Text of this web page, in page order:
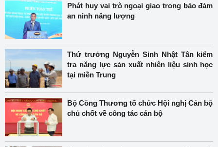
Phát huy vai trò ngoại giao trong bảo đảm
an ninh năng lượng
Thứ trưởng Nguyễn Sinh Nhật Tân kiểm
tra năng lực sản xuất nhiên liệu sinh học
tại miền Trung
Bộ Công Thương tổ chức Hội nghị Cán bộ
chủ chốt về công tác cán bộ